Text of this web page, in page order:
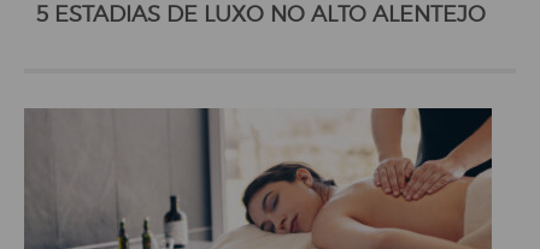
5 ESTADIAS DE LUXO NO ALTO ALENTEJO